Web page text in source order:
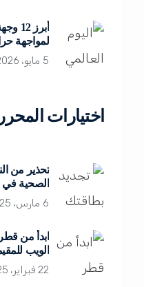
لمواجهة
5 مايو، 2026
اختيارات
تحذير من
الصحية
6 مارس، 2025
ابدأ من
الويب
22 فبراير، 2025